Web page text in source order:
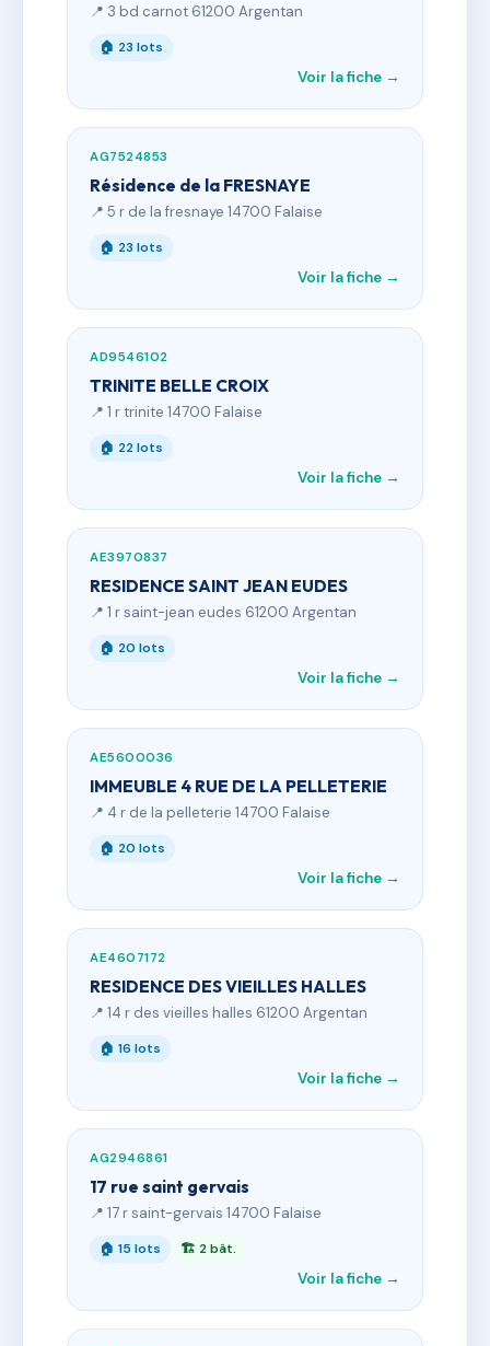
📍 3 bd carnot 61200 Argentan
🏠 23 lots
Voir la fiche →
AG7524853
Résidence de la FRESNAYE
📍 5 r de la fresnaye 14700 Falaise
🏠 23 lots
Voir la fiche →
AD9546102
TRINITE BELLE CROIX
📍 1 r trinite 14700 Falaise
🏠 22 lots
Voir la fiche →
AE3970837
RESIDENCE SAINT JEAN EUDES
📍 1 r saint-jean eudes 61200 Argentan
🏠 20 lots
Voir la fiche →
AE5600036
IMMEUBLE 4 RUE DE LA PELLETERIE
📍 4 r de la pelleterie 14700 Falaise
🏠 20 lots
Voir la fiche →
AE4607172
RESIDENCE DES VIEILLES HALLES
📍 14 r des vieilles halles 61200 Argentan
🏠 16 lots
Voir la fiche →
AG2946861
17 rue saint gervais
📍 17 r saint-gervais 14700 Falaise
🏠 15 lots 🏗 2 bât.
Voir la fiche →